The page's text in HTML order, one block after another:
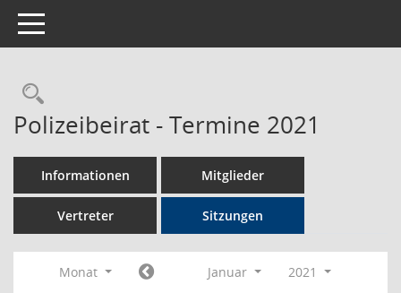
Toggle navigation
Rechercheauswahl
Polizeibeirat - Termine 2021
Informationen Mitglieder
Vertreter Sitzungen
Monat Januar
2021